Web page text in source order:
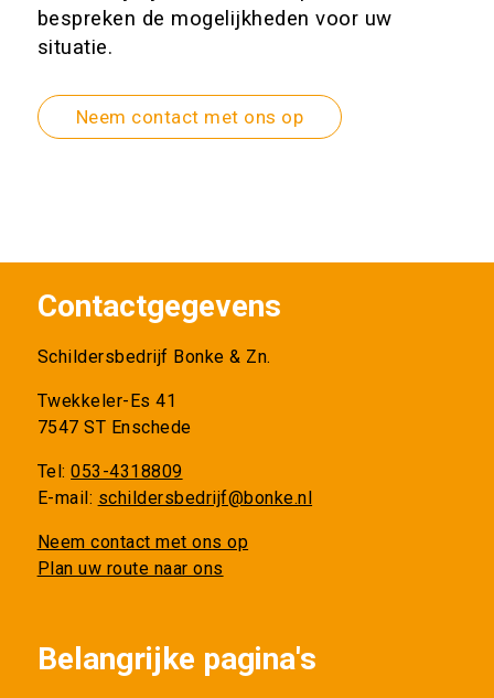
bespreken de mogelijkheden voor uw
situatie.
Neem contact met ons op
Contactgegevens
Schildersbedrijf Bonke & Zn.
Twekkeler-Es 41
7547 ST Enschede
Tel:053-4318809
E-mail: schildersbedrijf@bonke.nl
Neem contact met ons op
Plan uw route naar ons
Belangrijke pagina's